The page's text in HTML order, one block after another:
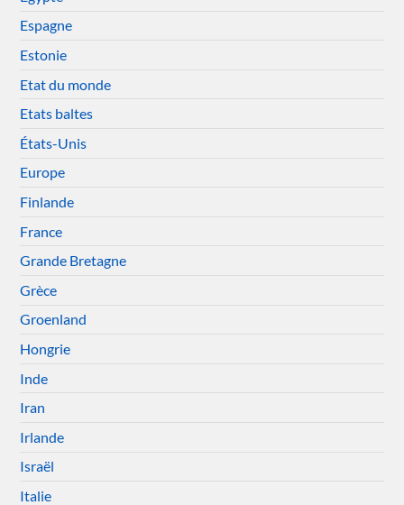
Espagne
Estonie
Etat du monde
Etats baltes
États-Unis
Europe
Finlande
France
Grande Bretagne
Grèce
Groenland
Hongrie
Inde
Iran
Irlande
Israël
Italie